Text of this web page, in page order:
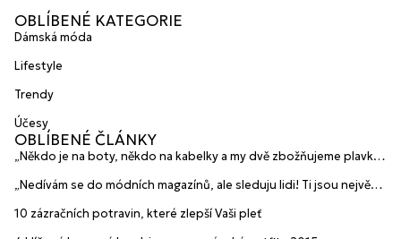
OBLÍBENÉ KATEGORIE
Dámská móda
Lifestyle
Trendy
Účesy
OBLÍBENÉ ČLÁNKY
„Někdo je na boty, někdo na kabelky a my dvě zbožňujeme plavky“
HANAJANA Swimwear
„Nedívám se do módních magazínů, ale sleduju lidi! Ti jsou největší
10 zázračních potravin, které zlepší Vaši pleť